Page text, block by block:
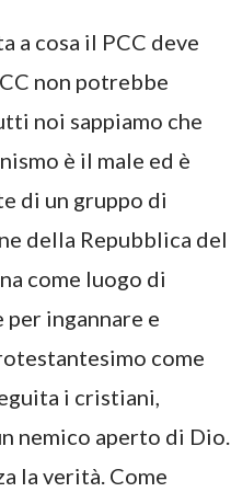
a cosa il PCC deve
non potrebbe
noi sappiamo che
è il male ed è
di un gruppo di
della Repubblica del
come luogo di
ingannare e
come
i cristiani,
nemico aperto di Dio.
la verità. Come